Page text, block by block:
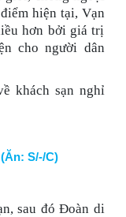
hiện tại, Vạn
hơn bởi giá trị
cho người dân
khách sạn nghỉ
S/-/C)
sau đó Đoàn di